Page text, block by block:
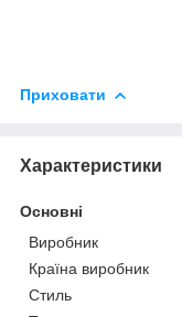
Приховати
Характеристики
Основні
Виробник
Країна виробник
Стиль